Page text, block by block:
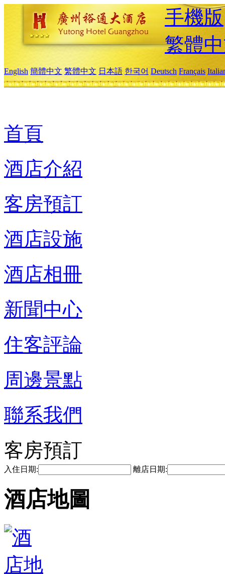
手機版
繁體
English 簡體中文 繁體中文 日本語 한국어 Deutsch Français
首頁
酒店介紹
客房預訂
酒店設施
酒店相冊
新聞中心
住客評論
周邊景點
聯系我們
客房預訂
入住日期: 離店日期:
酒店地圖